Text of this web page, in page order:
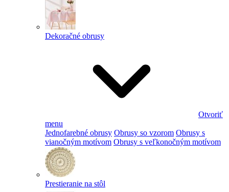
Dekoračné obrusy
Otvoriť
menu
Jednofarebné obrusy Obrusy so vzorom Obrusy s
vianočným motívom Obrusy s veľkonočným motívom
Prestieranie na stôl